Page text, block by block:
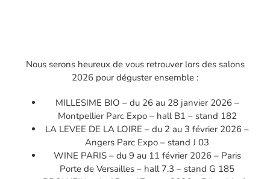
Nous serons heureux de vous retrouver lors des salons
2026 pour déguster ensemble :
MILLESIME BIO – du 26 au 28 janvier 2026 –
Montpellier Parc Expo – hall B1 – stand 182
LA LEVEE DE LA LOIRE – du 2 au 3 février 2026 –
Angers Parc Expo – stand J 03
WINE PARIS – du 9 au 11 février 2026 – Paris
Porte de Versailles – hall 7.3 – stand G 185